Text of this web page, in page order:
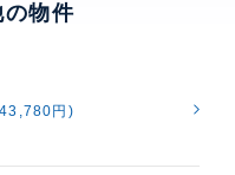
の物件
円)